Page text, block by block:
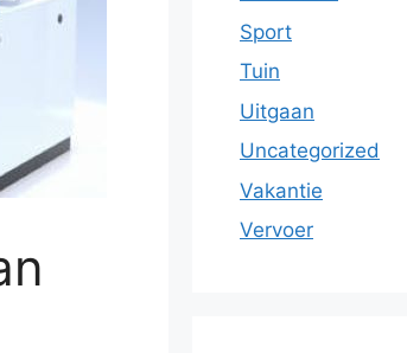
Sport
Tuin
Uitgaan
Uncategorized
Vakantie
Vervoer